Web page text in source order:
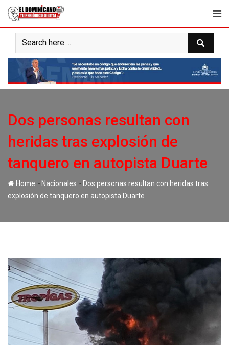
Skip
content
Dos personas resultan con
heridas tras explosión de
tanquero en autopista Duarte
Home - Nacionales - Dos personas resultan con heridas tras
explosión de tanquero en autopista Duarte